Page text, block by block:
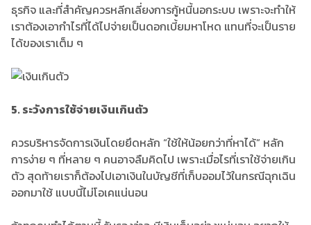
ธุรกิจ และที่สำคัญควรหลีกเลี่ยงการกู้หนี้นอกระบบ เพราะจะทำให้
เราต้องเอากำไรที่ได้ไปจ่ายเป็นดอกเบี้ยมหาโหด แทนที่จะเป็นราย
ได้ของเราเต็ม ๆ
5.ระวังการใช้จ่ายเงินเกินตัว
ควรบริหารจัดการเงินโดยยึดหลัก “ใช้ให้น้อยกว่าที่หาได้” หลัก
การง่าย ๆ ที่หลาย ๆ คนอาจลืมคิดไป เพราะเมื่อไรที่เราใช้จ่ายเกิน
ตัว สุดท้ายเราก็ต้องไปเอาเงินในบัญชีที่เก็บออมไว้ในกรณีฉุกเฉิน
ออกมาใช้ แบบนี้ไม่โอเคแน่นอน